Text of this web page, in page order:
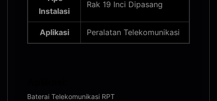
Instalasi
Rak 19 Inci Dipasang
Aplikasi Peralatan Telekomunikasi
Baterai Telekomunikasi RPT